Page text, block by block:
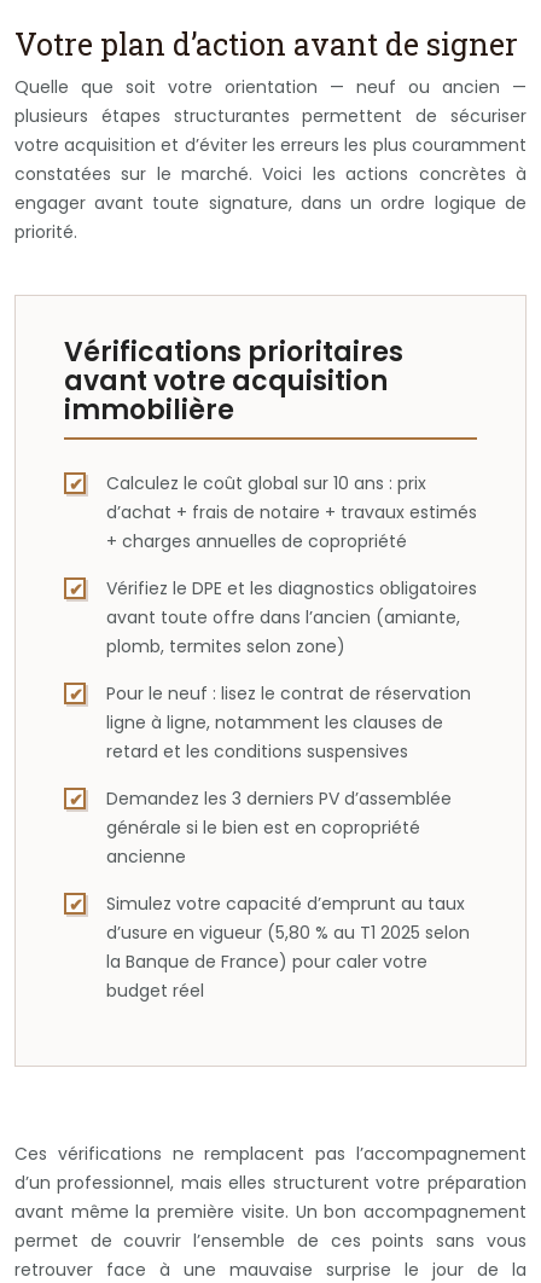
Votre plan d’action avant de signer
Quelle que soit votre orientation — neuf ou ancien —
plusieurs étapes structurantes permettent de sécuriser
votre acquisition et d’éviter les erreurs les plus couramment
constatées sur le marché. Voici les actions concrètes à
engager avant toute signature, dans un ordre logique de
priorité.
Vérifications prioritaires
avant votre acquisition
immobilière
Calculez le coût global sur 10 ans : prix
d’achat + frais de notaire + travaux estimés
+ charges annuelles de copropriété
Vérifiez le DPE et les diagnostics obligatoires
avant toute offre dans l’ancien (amiante,
plomb, termites selon zone)
Pour le neuf : lisez le contrat de réservation
ligne à ligne, notamment les clauses de
retard et les conditions suspensives
Demandez les 3 derniers PV d’assemblée
générale si le bien est en copropriété
ancienne
Simulez votre capacité d’emprunt au taux
d’usure en vigueur (5,80 % au T1 2025 selon
la Banque de France) pour caler votre
budget réel
Ces vérifications ne remplacent pas l’accompagnement
d’un professionnel, mais elles structurent votre préparation
avant même la première visite. Un bon accompagnement
permet de couvrir l’ensemble de ces points sans vous
retrouver face à une mauvaise surprise le jour de la